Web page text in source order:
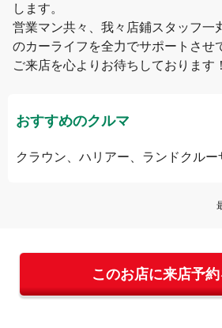
します。
営業マン共々、我々店鋪スタッフ一
のカーライフを全力でサポートさせ
ご来店を心よりお待ちしております
おすすめのクルマ
クラウン、ハリアー、ランドクルー
このお店に来店予